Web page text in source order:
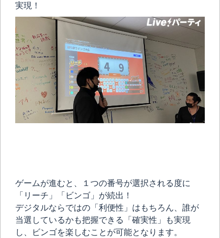
実現！
ゲームが進むと、１つの番号が選択される度に
「リーチ」「ビンゴ」が続出！
デジタルならではの「利便性」はもちろん、誰が
当選しているかも把握できる「確実性」も実現
し、ビンゴを楽しむことが可能となります。